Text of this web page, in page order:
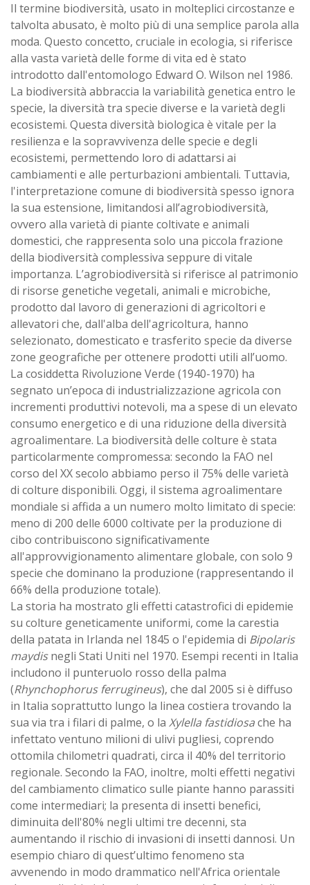
Il termine biodiversità, usato in molteplici circostanze e
talvolta abusato, è molto più di una semplice parola alla
moda. Questo concetto, cruciale in ecologia, si riferisce
alla vasta varietà delle forme di vita ed è stato
introdotto dall'entomologo Edward O. Wilson nel 1986.
La biodiversità abbraccia la variabilità genetica entro le
specie, la diversità tra specie diverse e la varietà degli
ecosistemi. Questa diversità biologica è vitale per la
resilienza e la sopravvivenza delle specie e degli
ecosistemi, permettendo loro di adattarsi ai
cambiamenti e alle perturbazioni ambientali. Tuttavia,
l'interpretazione comune di biodiversità spesso ignora
la sua estensione, limitandosi all’agrobiodiversità,
ovvero alla varietà di piante coltivate e animali
domestici, che rappresenta solo una piccola frazione
della biodiversità complessiva seppure di vitale
importanza. L’agrobiodiversità si riferisce al patrimonio
di risorse genetiche vegetali, animali e microbiche,
prodotto dal lavoro di generazioni di agricoltori e
allevatori che, dall'alba dell'agricoltura, hanno
selezionato, domesticato e trasferito specie da diverse
zone geografiche per ottenere prodotti utili all’uomo.
La cosiddetta Rivoluzione Verde (1940-1970) ha
segnato un’epoca di industrializzazione agricola con
incrementi produttivi notevoli, ma a spese di un elevato
consumo energetico e di una riduzione della diversità
agroalimentare. La biodiversità delle colture è stata
particolarmente compromessa: secondo la FAO nel
corso del XX secolo abbiamo perso il 75% delle varietà
di colture disponibili. Oggi, il sistema agroalimentare
mondiale si affida a un numero molto limitato di specie:
meno di 200 delle 6000 coltivate per la produzione di
cibo contribuiscono significativamente
all'approvvigionamento alimentare globale, con solo 9
specie che dominano la produzione (rappresentando il
66% della produzione totale).
La storia ha mostrato gli effetti catastrofici di epidemie
su colture geneticamente uniformi, come la carestia
della patata in Irlanda nel 1845 o l'epidemia di Bipolaris
maydisnegli Stati Uniti nel 1970. Esempi recenti in Italia
includono il punteruolo rosso della palma
(Rhynchophorus ferrugineus), che dal 2005 si è diffuso
in Italia soprattutto lungo la linea costiera trovando la
sua via tra i filari di palme, o la Xylella fastidiosache ha
infettato ventuno milioni di ulivi pugliesi, coprendo
ottomila chilometri quadrati, circa il 40% del territorio
regionale. Secondo la FAO, inoltre, molti effetti negativi
del cambiamento climatico sulle piante hanno parassiti
come intermediari; la presenta di insetti benefici,
diminuita dell'80% negli ultimi tre decenni, sta
aumentando il rischio di invasioni di insetti dannosi. Un
esempio chiaro di quest’ultimo fenomeno sta
avvenendo in modo drammatico nell'Africa orientale